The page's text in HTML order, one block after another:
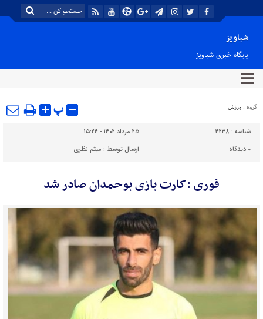
شباویز
پایگاه خبری شباویز
گروه : ورزش پ
شناسه : 4238
۲۵ مرداد ۱۴۰۲ - ۱۵:۲۴
۰ دیدگاه ارسال توسط : میثم نظری
فوری :کارت بازی بوحمدان صادر شد